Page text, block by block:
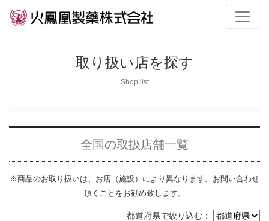
取り扱い店を探す
Shop list
全国の取扱店舗一覧
※商品のお取り扱いは、お店（施設）により異なります。お問い合わせ
頂くことをお勧め致します。
都道府県で絞り込む：